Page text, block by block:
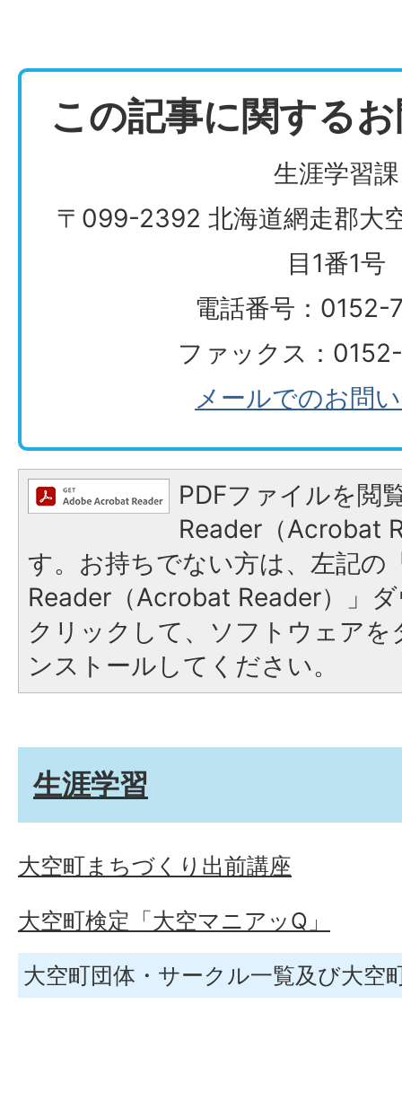
この記事に関する
生涯学習課
〒099-2392 北海道網走郡大
目1番1号
電話番号：0152-
ファックス：
メールでのお問
PDFファイルを閲
Reader（Acrobat
す。お持ちでない方は、左記の
Reader（Acrobat Reader）」
クリックして、ソフトウェア
ンストールしてください。
生涯学習
大空町まちづくり出前講座
大空町検定「大空マニアッQ」
大空町団体・サークル一覧及び大空